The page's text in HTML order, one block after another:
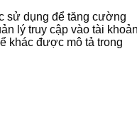
sử dụng để tăng cường
lý truy cập vào tài
khác được mô tả trong